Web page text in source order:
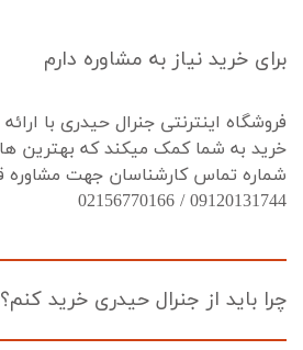
برای خرید نیاز به مشاوره دارم
09120131744 / 02156770166
چرا باید از جنرال حیدری خرید کنم؟